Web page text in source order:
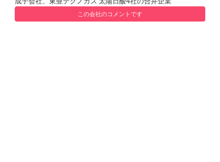
この会社のコメントです